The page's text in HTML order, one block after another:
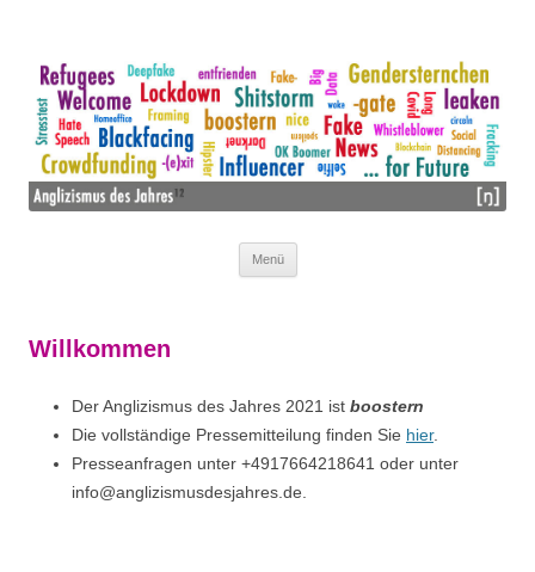
ANGLIZISMUS DES JAHRES
Menü
Willkommen
Der Anglizismus des Jahres 2021 ist boostern
Die vollständige Pressemitteilung finden Sie hier.
Presseanfragen unter +4917664218641 oder unter
info@anglizismusdesjahres.de.